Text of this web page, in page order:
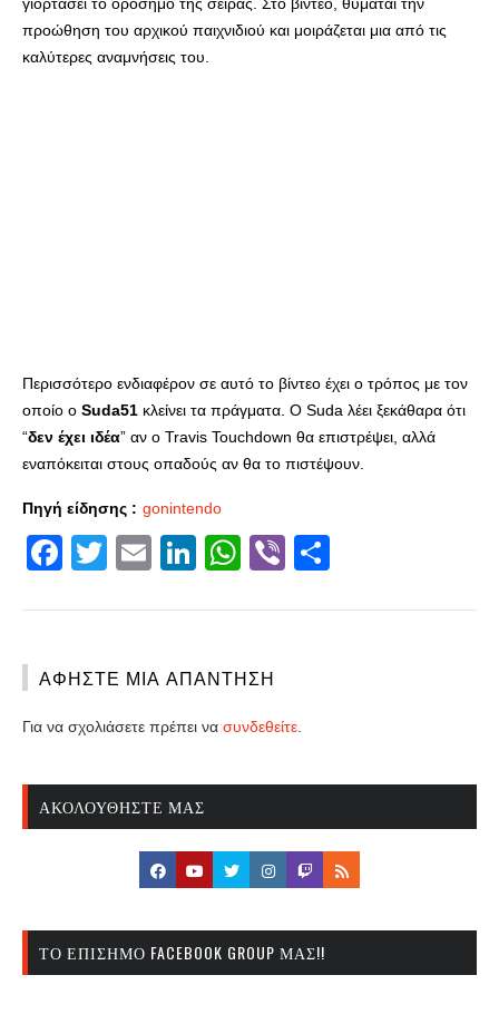
προώθηση του αρχικού παιχνιδιού και μοιράζεται μια από τις
καλύτερες αναμνήσεις του.
Περισσότερο ενδιαφέρον σε αυτό το βίντεο έχει ο τρόπος με τον
οποίο ο Suda51 κλείνει τα πράγματα. Ο Suda λέει ξεκάθαρα ότι
“δεν έχει ιδέα” αν ο Travis Touchdown θα επιστρέψει, αλλά
εναπόκειται στους οπαδούς αν θα το πιστέψουν.
Πηγή είδησης : gonintendo
Facebook
Twitter
EmailLinkedIn
WhatsApp
Viber
ΑΦΉΣΤΕ ΜΙΑ ΑΠΆΝΤΗΣΗ
Για να σχολιάσετε πρέπει να συνδεθείτε
ΑΚΟΛΟΥΘΉΣΤΕ ΜΑΣ
ΤΟ ΕΠΊΣΗΜΟ FACEBOOK GROUP ΜΑΣ!!